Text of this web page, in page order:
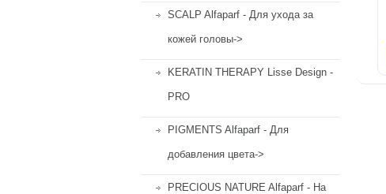
SCALP Alfaparf - Для ухода за
кожей головы->
KERATIN THERAPY Lisse Design -
PRO
PIGMENTS Alfaparf - Для
добавления цвета->
PRECIOUS NATURE Alfaparf - На